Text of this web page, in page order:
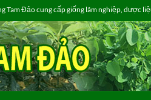
Tam Đảo cung cấp giống lâm nghiệp, dược